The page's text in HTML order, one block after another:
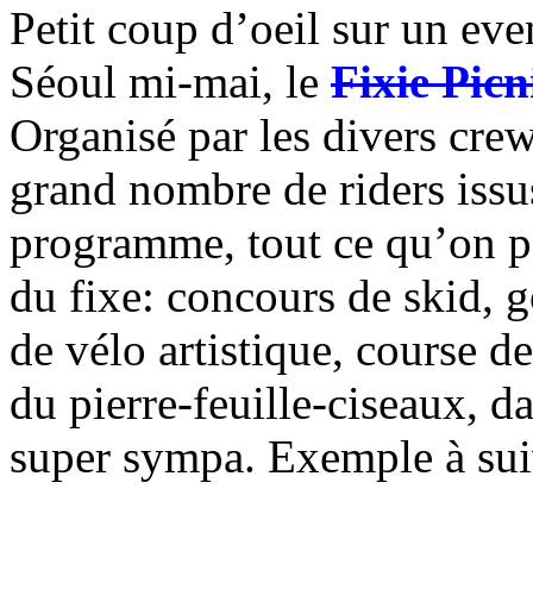
Petit coup d’oeil sur un
Séoul mi-mai, le Fixie
Organisé par les divers
grand nombre de riders
programme, tout ce qu’on
du fixe: concours de skid,
de vélo artistique, course
du pierre-feuille-ciseaux,
super sympa. Exemple à